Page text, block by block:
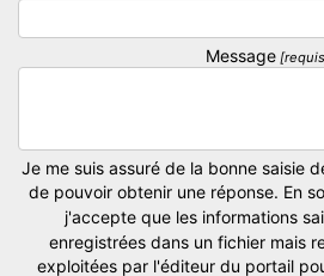
Message
Je me suis assuré de la bonne saisie
de pouvoir obtenir une réponse. En
j'accepte que les informations
enregistrées dans un fichier mais
exploitées par l'éditeur du portail